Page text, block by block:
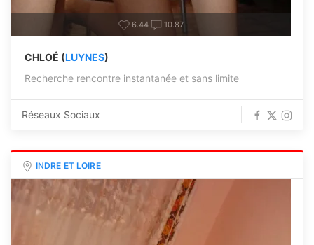
6.44 10.87
CHLOÉ (LUYNES)
Recherche rencontre instantanée et sans limite
Réseaux Sociaux
INDRE ET LOIRE